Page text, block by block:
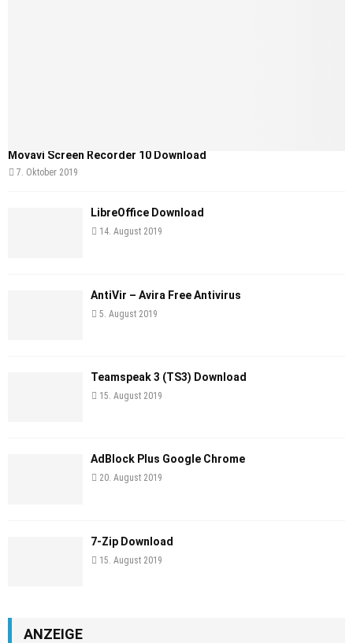
Movavi Screen Recorder 10 Download
7. Oktober 2019
LibreOffice Download
14. August 2019
AntiVir – Avira Free Antivirus
5. August 2019
Teamspeak 3 (TS3) Download
15. August 2019
AdBlock Plus Google Chrome
20. August 2019
7-Zip Download
15. August 2019
ANZEIGE